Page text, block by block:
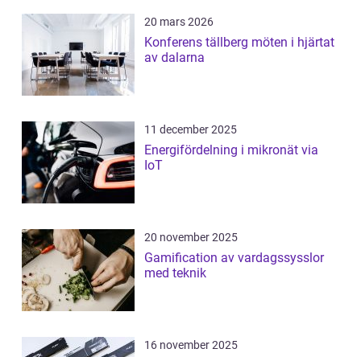
20 mars 2026
Konferens tällberg möten i hjärtat
av dalarna
11 december 2025
Energifördelning i mikronät via
IoT
20 november 2025
Gamification av vardagssysslor
med teknik
16 november 2025